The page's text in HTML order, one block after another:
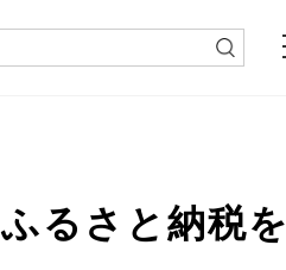
るさと納税を